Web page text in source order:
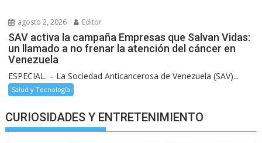
agosto 2, 2026 Editor
SAV activa la campaña Empresas que Salvan Vidas:
un llamado a no frenar la atención del cáncer en
Venezuela
ESPECIAL. – La Sociedad Anticancerosa de Venezuela (SAV)...
Salud y Tecnología
CURIOSIDADES Y ENTRETENIMIENTO